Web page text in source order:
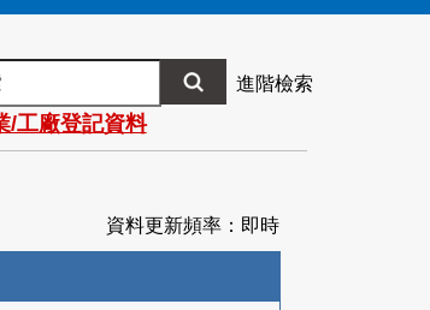
進階檢索
/工廠登記資料
資料更新頻率：即時